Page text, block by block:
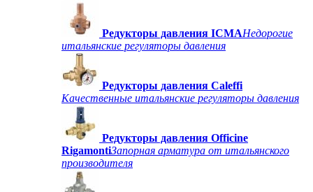
Редукторы давления ICMAНедорогие
итальянские регуляторы давления
Редукторы давления Caleffi
Качественные итальянские регуляторы давления
Редукторы давления Officine
RigamontiЗапорная арматура от итальянского
производителя